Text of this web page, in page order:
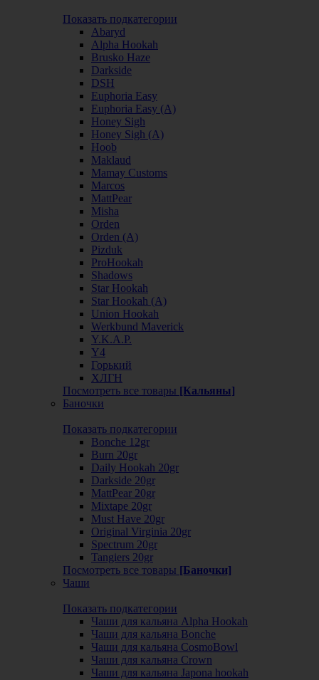
Показать подкатегории
Abaryd
Alpha Hookah
Brusko Haze
Darkside
DSH
Euphoria Easy
Euphoria Easy (А)
Honey Sigh
Honey Sigh (А)
Hoob
Maklaud
Mamay Customs
Marcos
MattPear
Misha
Orden
Orden (А)
Pizduk
ProHookah
Shadows
Star Hookah
Star Hookah (А)
Union Hookah
Werkbund Maverick
Y.K.A.P.
Y4
Горький
ХЛГН
Посмотреть все товары [Кальяны]
Баночки
Показать подкатегории
Bonche 12gr
Burn 20gr
Daily Hookah 20gr
Darkside 20gr
MattPear 20gr
Mixtape 20gr
Must Have 20gr
Original Virginia 20gr
Spectrum 20gr
Tangiers 20gr
Посмотреть все товары [Баночки]
Чаши
Показать подкатегории
Чаши для кальяна Alpha Hookah
Чаши для кальяна Bonche
Чаши для кальяна CosmoBowl
Чаши для кальяна Crown
Чаши для кальяна Japona hookah